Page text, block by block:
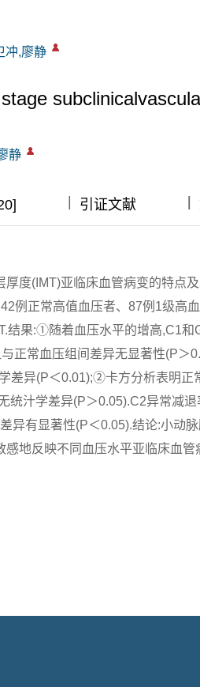
冲,廖静
静
引证文献
度(IMT)亚临床血管病变的特点
例正常高值血压者、87例1级高
结果:①随着血压水平的增高,C1和
正常血压组间差异无显著性(P＞
差异(P＜0.01);②卡方分析表明正
统汁学差异(P＞0.05).C2异常减
异有显著性(P＜0.05).结论:小动
地反映不同血压水平亚临床血管